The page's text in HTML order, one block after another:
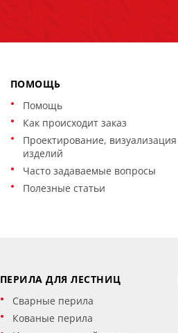
ПОМОЩЬ
Помощь
Как происходит заказ
Проектирование, визуализация
изделий
Часто задаваемые вопросы
Полезные статьи
ПЕРИЛА ДЛЯ ЛЕСТНИЦ
Сварные перила
Кованые перила